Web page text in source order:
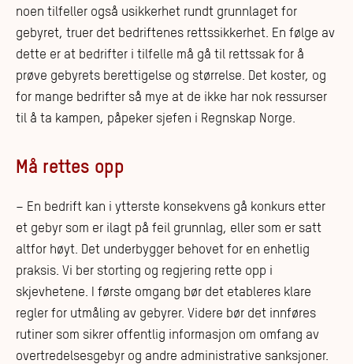
noen tilfeller også usikkerhet rundt grunnlaget for
gebyret, truer det bedriftenes rettssikkerhet. En følge av
dette er at bedrifter i tilfelle må gå til rettssak for å
prøve gebyrets berettigelse og størrelse. Det koster, og
for mange bedrifter så mye at de ikke har nok ressurser
til å ta kampen, påpeker sjefen i Regnskap Norge.
Må rettes opp
– En bedrift kan i ytterste konsekvens gå konkurs etter
et gebyr som er ilagt på feil grunnlag, eller som er satt
altfor høyt. Det underbygger behovet for en enhetlig
praksis. Vi ber storting og regjering rette opp i
skjevhetene. I første omgang bør det etableres klare
regler for utmåling av gebyrer. Videre bør det innføres
rutiner som sikrer offentlig informasjon om omfang av
overtredelsesgebyr og andre administrative sanksjoner.